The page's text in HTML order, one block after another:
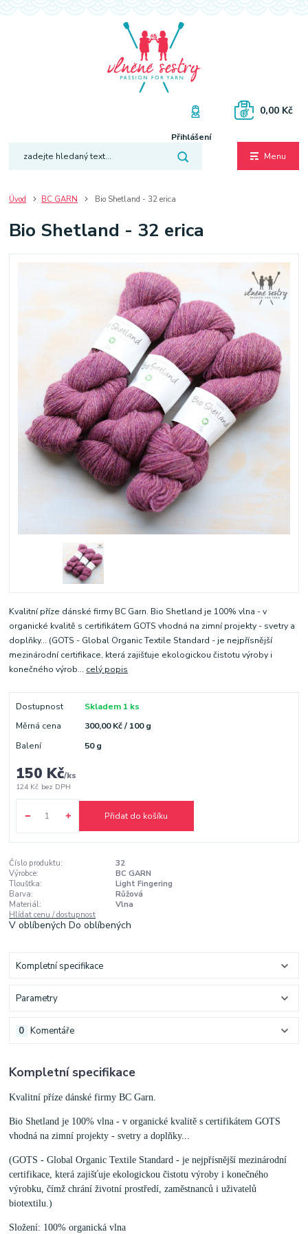
Menu
Přihlášení
0,00 Kč
Úvod BC GARN Bio Shetland - 32 erica
Bio Shetland - 32 erica
Kvalitní příze dánské firmy BC Garn. Bio Shetland je 100% vlna - v
organické kvalitě s certifikátem GOTS vhodná na zimní projekty - svetry a
doplňky... (GOTS - Global Organic Textile Standard - je nejpřísnější
mezinárodní certifikace, která zajišťuje ekologickou čistotu výroby i
konečného výrob... celý popis
Dostupnost
Skladem 1 ks
Měrná cena
300,00 Kč / 100 g
Balení
50 g
150 Kč/ks
124 Kč bez DPH
Přidat do košíku
Číslo produktu:
32
Výrobce:
BC GARN
Tloušťka:
Light Fingering
Barva:
Růžová
Materiál:
Vlna
Hlídat cenu / dostupnost
V oblíbenýchDo oblíbených
Kompletní specifikace
Parametry
Komentáře
0
Kompletní specifikace
Kvalitní příze dánské firmy BC Garn.
Bio Shetland je 100% vlna - v organické kvalitě s certifikátem GOTS
vhodná na zimní projekty - svetry a doplňky...
(GOTS - Global Organic Textile Standard - je nejpřísnější mezinárodní
certifikace, která zajišťuje ekologickou čistotu výroby i konečného
výrobku, čímž chrání životní prostředí, zaměstnanců i uživatelů
biotextilu.)
Složení: 100% organická vlna